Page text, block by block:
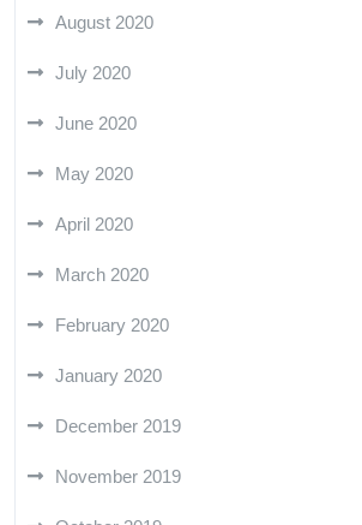
August 2020
July 2020
June 2020
May 2020
April 2020
March 2020
February 2020
January 2020
December 2019
November 2019